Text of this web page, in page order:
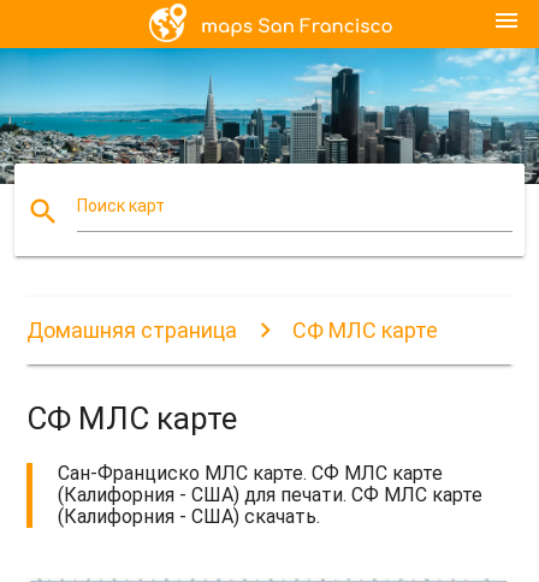
menu
search Поиск карт
Домашняя страница СФ МЛС карте
СФ МЛС карте
Сан-Франциско МЛС карте. СФ МЛС карте
(Калифорния - США) для печати. СФ МЛС карте
(Калифорния - США) скачать.